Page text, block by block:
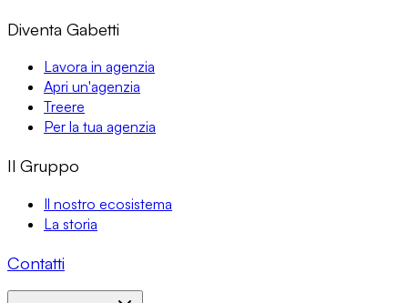
Diventa Gabetti
Lavora in agenzia
Apri un'agenzia
Treere
Per la tua agenzia
Il Gruppo
Il nostro ecosistema
La storia
Contatti